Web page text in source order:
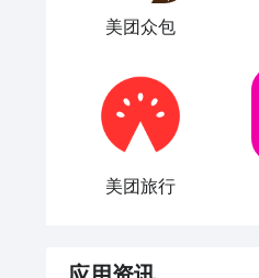
美团众包
美团旅行